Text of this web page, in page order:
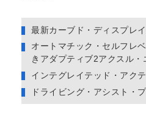
最新カーブド・ディスプレイ
オートマチック・セルフレ
きアダプティブ2アクスル
インテグレイテッド・アク
ドライビング・アシスト・